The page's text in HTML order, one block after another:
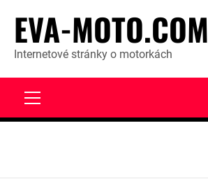
content
EVA-MOTO.COM
Internetové stránky o motorkách